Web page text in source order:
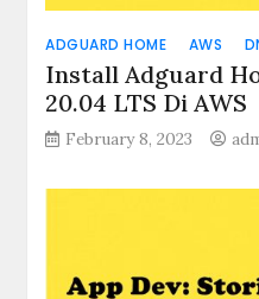
ADGUARD HOME AWS
Install Adguard
20.04 LTS Di AWS
February 8, 2023